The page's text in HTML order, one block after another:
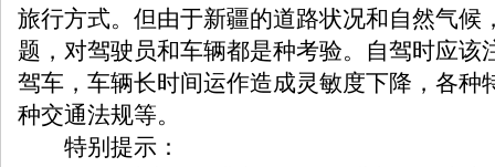
旅行方式。但由于新疆的道路状况和自然气候
题，对驾驶员和车辆都是种考验。自驾时应该
驾车，车辆长时间运作造成灵敏度下降，各种
种交通法规等。
特别提示：